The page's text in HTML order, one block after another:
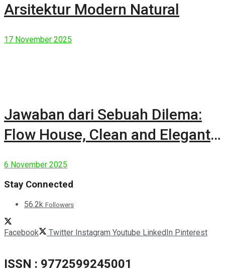
Arsitektur Modern Natural
17 November 2025
Jawaban dari Sebuah Dilema:
Flow House, Clean and Elegant
6 November 2025
Stay Connected
56.2k Followers
Facebook Twitter Instagram Youtube LinkedIn Pinterest
ISSN : 9772599245001